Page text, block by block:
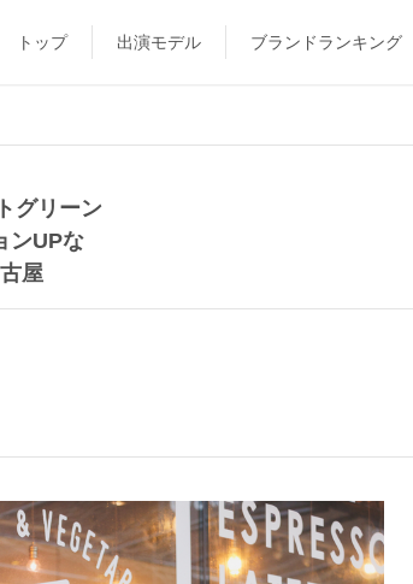
トップ 出演モデル ブランドランキング
グリーン
ンUPな
屋